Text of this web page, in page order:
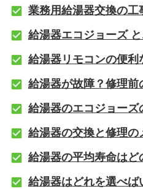
業務用給湯器交換の工
給湯器エコジョーズ
給湯器リモコンの便利
給湯器が故障？修理前
給湯器のエコジョーズ
給湯器の交換と修理の
給湯器の平均寿命はど
給湯器はどれを選べば